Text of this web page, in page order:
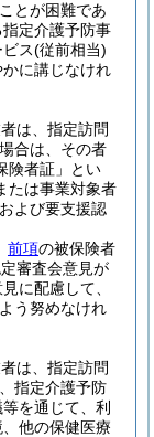
とが困難であ
定介護予防事
ス(従前相当)
に講じなけれ
は、指定訪問
合は、その者
険者証」とい
たは事業対象者
および要支援認
前項の被保険者
審査会意見が
に配慮して、
う努めなけれ
は、指定訪問
指定介護予防
を通じて、利
他の保健医療